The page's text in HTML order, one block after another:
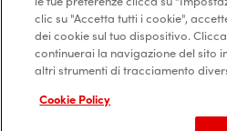
Privacy Policy
Diritti degli
Cookie Policy
Credits
© 2019 Alfasigma Spa. p.iva
clic su "Accetta tutti i cookie",
dei cookie sul tuo dispositivo.
continuerai la navigazione del sito
altri strumenti di tracciamento
Cookie Policy